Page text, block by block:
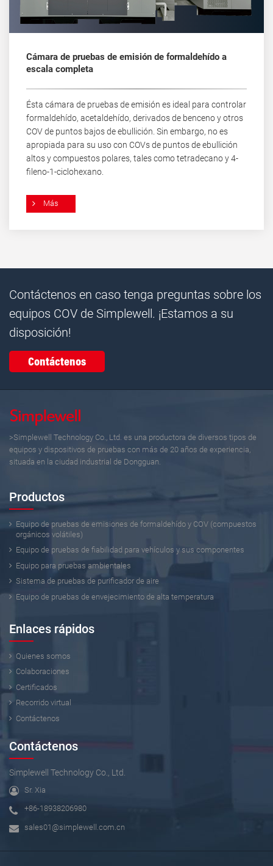
Cámara de pruebas de emisión de formaldehído a
escala completa
Ésta cámara de pruebas de emisión es ideal para controlar
formaldehído, acetaldehído, derivados de benceno y otros
COV de puntos bajos de ebullición. Sin embargo, no es
apropiada para su uso con COVs de puntos de ebullición
altos y compuestos polares, tales como tetradecano y 4-
fileno-1-ciclohexano.
Más
Contáctenos en caso tenga preguntas sobre los
equipos COV de Simplewell. ¡Estamos a su
disposición!
Contáctenos
>Simplewell Technology Co., Ltd. es una productora de diversos tipos de
equipos y dispositivos de pruebas con más de 20 años de experiencia,
situada en la ciudad industrial de Dongguan.
Productos
Equipo de pruebas de emisiones de formaldehído y COV (compuestos
orgánicos volátiles)
Equipo de pruebas de fiabilidad para vehículos y sus componentes
Equipo para pruebas ambientales
Sistema de pruebas de purificador de aire
Equipo de pruebas de envejecimiento de alta temperatura
Enlaces rápidos
Quienes somos
Colaboraciones
Certificados
Recorrido virtual
Contáctenos
Contáctenos
Simplewell Technology Co., Ltd.
Sr. Xia
+86-18938206980
sales01@simplewell.com.cn